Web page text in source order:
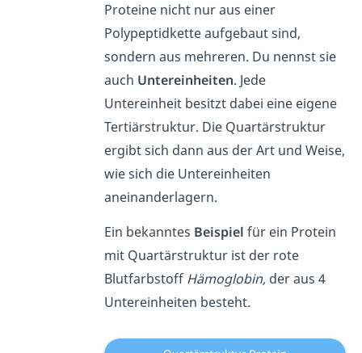
Proteine nicht nur aus einer
Polypeptidkette aufgebaut sind,
sondern aus mehreren. Du nennst sie
auch Untereinheiten. Jede
Untereinheit besitzt dabei eine eigene
Tertiärstruktur. Die Quartärstruktur
ergibt sich dann aus der Art und Weise,
wie sich die Untereinheiten
aneinanderlagern.
Ein bekanntes Beispiel für ein Protein
mit Quartärstruktur ist der rote
Blutfarbstoff Hämoglobin, der aus 4
Untereinheiten besteht.